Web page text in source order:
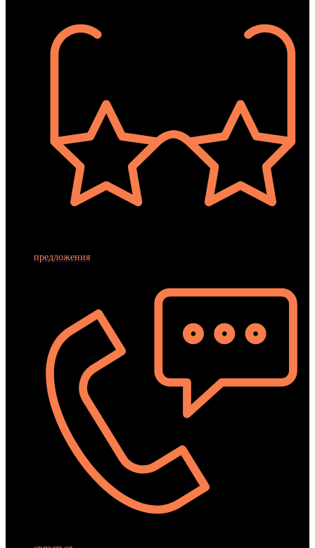
предложения